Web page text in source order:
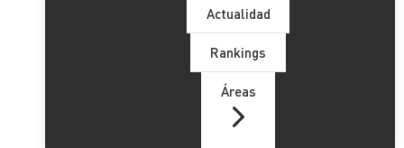
Actualidad
Rankings
Áreas